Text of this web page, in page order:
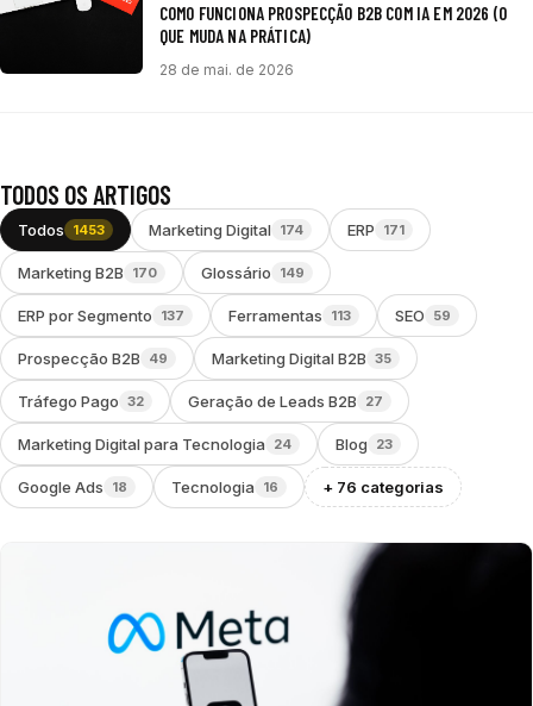
COMO FUNCIONA PROSPECÇÃO B2B COM IA EM 2026 (O
QUE MUDA NA PRÁTICA)
28 de mai. de 2026
TODOS OS ARTIGOS
Todos 1453 Marketing Digital 174 ERP 171
Marketing B2B 170 Glossário 149
ERP por Segmento 137 Ferramentas 113 SEO 59
Prospecção B2B 49 Marketing Digital B2B 35
Tráfego Pago 32 Geração de Leads B2B 27
Marketing Digital para Tecnologia 24 Blog 23
Google Ads 18 Tecnologia 16 + 76 categorias